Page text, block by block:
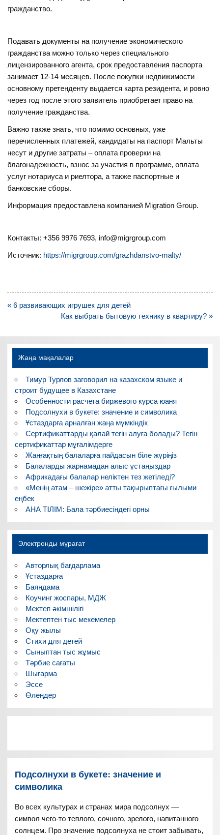
гражданство.
Подавать документы на получение экономического
гражданства можно только через специального
лицензированного агента, срок предоставления паспорта
занимает 12-14 месяцев. После покупки недвижимости
основному претенденту выдается карта резидента, и ровно
через год после этого заявитель приобретает право на
получение гражданства.
Важно также знать, что помимо основных, уже
перечисленных платежей, кандидаты на паспорт Мальты
несут и другие затраты – оплата проверки на
благонадежность, взнос за участия в программе, оплата
услуг нотариуса и риелтора, а также паспортные и
банковские сборы.
Информация предоставлена компанией Migration Group.
Контакты: +356 9976 7693, info@migrgroup.com
Источник: https://migrgroup.com/grazhdanstvo-malty/
Навигация
« 6 развивающих игрушек для детей
Как выбрать бытовую технику в квартиру? »
Жаңа мақалалар
Тимур Турлов заговорил на казахском языке и
строит будущее в Казахстане
Особенности расчета биржевого курса юаня
Подсолнухи в букете: значение и символика
Ұстаздарға арналған жаңа мүмкіндік
Сертификаттарды қалай тегін алуға болады? Тегін
сертификаттар мұғалімдерге
Жаңғақтың балаларға пайдасын біле жүріңіз
Балаларды жарнамадан алыс ұстаңыздар
Африкадағы балалар неліктен тез жетіледі?
«Менің атам – шежіре» атты тақырыптағы ғылыми
еңбек
АНА ТІЛІМ: Бала тәрбиесіндегі орны
Электронды мұрағат
Авторлық бағдарлама
Ұстаздарға
Баяндама
Коучинг жоспары, МДЖ
Мектеп әкімшілігі
Мектептен тыс мекемелер
Оқу жылы
Стихи для детей
Сыныптан тыс жұмыс
Тәрбие сағаты
Шығарма
Эссе
Өлеңдер
Подсолнухи в букете: значение и
символика
Во всех культурах и странах мира подсолнух —
символ чего-то теплого, сочного, зрелого, напитанного
солнцем. Про значение подсолнуха не стоит забывать,